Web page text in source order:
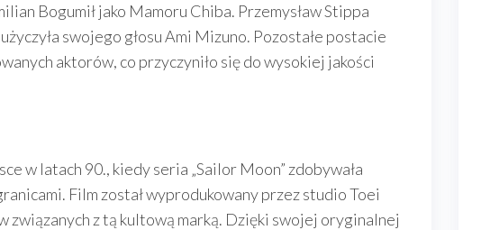
Bogumił jako Mamoru Chiba. Przemysław Stippa
swojego głosu Ami Mizuno. Pozostałe postacie
aktorów, co przyczyniło się do wysokiej jakości
w latach 90., kiedy seria „Sailor Moon” zdobywała
Film został wyprodukowany przez studio Toei
związanych z tą kultową marką. Dzięki swojej oryginalnej